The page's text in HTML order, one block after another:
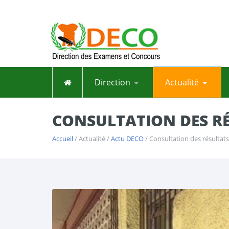
Direction Actualité
CONSULTATION DES
Accueil/ Actualité /Actu DECO/ Consultation des résultats